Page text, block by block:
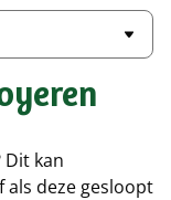
kan
als deze gesloopt